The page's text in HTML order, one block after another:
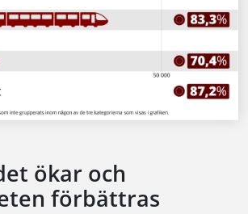
ökar och
förbättras